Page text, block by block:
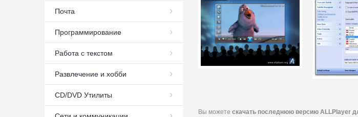
Вы можете скачать последнюю версию ALLPlayer
Почта
Программирование
Работа с текстом
Развлечение и хобби
СD/DVD Утилиты